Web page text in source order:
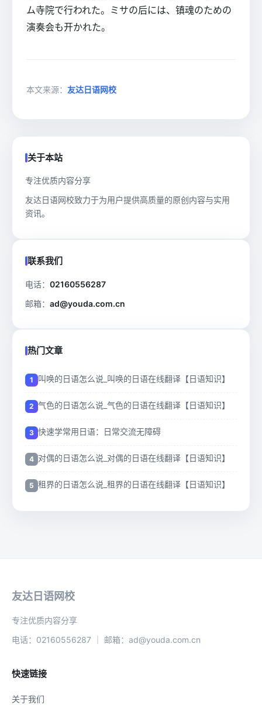
ム寺院で行われた。ミサの后には、镇魂のための
演奏会も开かれた。
本文来源： 友达日语网校
关于本站
专注优质内容分享
友达日语网校致力于为用户提供高质量的原创内容与实用
资讯。
联系我们
电话： 02160556287
邮箱： ad@youda.com.cn
热门文章
叫唤的日语怎么说_叫唤的日语在线翻译【日语知识】
气色的日语怎么说_气色的日语在线翻译【日语知识】
快速学常用日语：日常交流无障碍
对偶的日语怎么说_对偶的日语在线翻译【日语知识】
租界的日语怎么说_租界的日语在线翻译【日语知识】
友达日语网校
专注优质内容分享
电话：02160556287 ｜ 邮箱：ad@youda.com.cn
快速链接
关于我们